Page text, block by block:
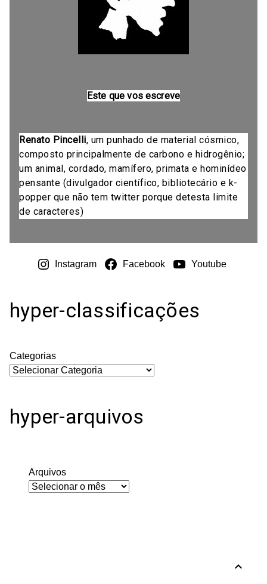
Este que vos escreve
Renato Pincelli, um punhado de material cósmico,
composto principalmente de carbono e hidrogênio;
um animal, cordado, mamífero, primata e hominídeo
pensante (divulgador científico, bibliotecário e k-
popper que não tem twitter porque detesta limite
de caracteres)
Instagram Facebook Youtube
hyper-classificações
Categorias
hyper-arquivos
Arquivos
expand_less